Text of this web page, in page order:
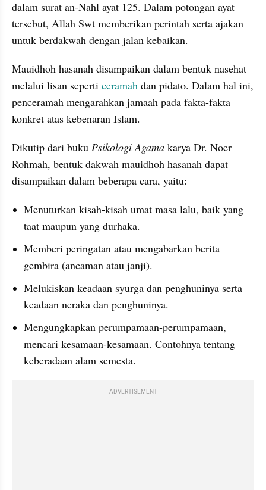
dalam surat an-Nahl ayat 125. Dalam potongan ayat
tersebut, Allah Swt memberikan perintah serta ajakan
untuk berdakwah dengan jalan kebaikan.
Mauidhoh hasanah disampaikan dalam bentuk nasehat
melalui lisan seperti ceramah dan pidato. Dalam hal ini,
penceramah mengarahkan jamaah pada fakta-fakta
konkret atas kebenaran Islam.
Dikutip dari buku Psikologi Agama karya Dr. Noer
Rohmah, bentuk dakwah mauidhoh hasanah dapat
disampaikan dalam beberapa cara, yaitu:
Menuturkan kisah-kisah umat masa lalu, baik yang
taat maupun yang durhaka.
Memberi peringatan atau mengabarkan berita
gembira (ancaman atau janji).
Melukiskan keadaan syurga dan penghuninya serta
keadaan neraka dan penghuninya.
Mengungkapkan perumpamaan-perumpamaan,
mencari kesamaan-kesamaan. Contohnya tentang
keberadaan alam semesta.
ADVERTISEMENT